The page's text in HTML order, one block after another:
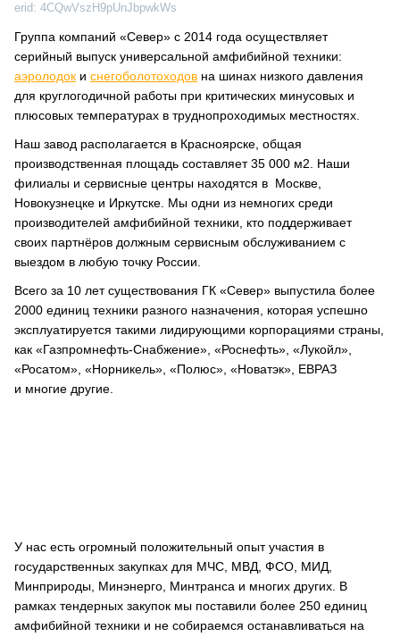
erid: 4CQwVszH9pUnJbpwkWs
Группа компаний «Север» с 2014 года осуществляет
серийный выпуск универсальной амфибийной техники:
аэролодок и снегоболотоходов на шинах низкого давления
для круглогодичной работы при критических минусовых и
плюсовых температурах в труднопроходимых местностях.
Наш завод располагается в Красноярске, общая
производственная площадь составляет 35 000 м2. Наши
филиалы и сервисные центры находятся в Москве,
Новокузнецке и Иркутске. Мы одни из немногих среди
производителей амфибийной техники, кто поддерживает
своих партнёров должным сервисным обслуживанием с
выездом в любую точку России.
Всего за 10 лет существования ГК «Север» выпустила более
2000 единиц техники разного назначения, которая успешно
эксплуатируется такими лидирующими корпорациями страны,
как «Газпромнефть-Снабжение», «Роснефть», «Лукойл»,
«Росатом», «Норникель», «Полюс», «Новатэк», ЕВРАЗ
и многие другие.
У нас есть огромный положительный опыт участия в
государственных закупках для МЧС, МВД, ФСО, МИД,
Минприроды, Минэнерго, Минтранса и многих других. В
рамках тендерных закупок мы поставили более 250 единиц
амфибийной техники и не собираемся останавливаться на